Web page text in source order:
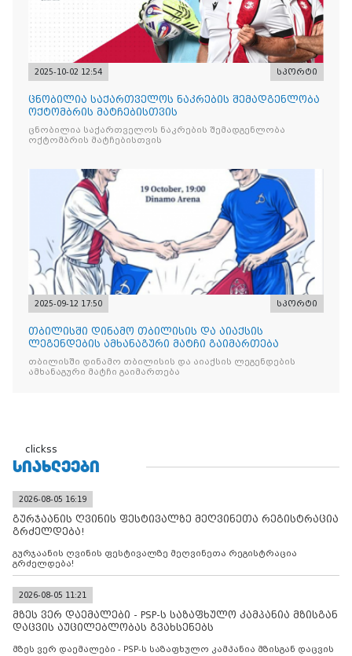
2025-10-02 12:54 სპორტი
ცნობილია საქართველოს ნაკრების შემადგენლობა
ოქტომბრის მატჩებისთვის
ცნობილია საქართველოს ნაკრების შემადგენლობა
ოქტომბრის მატჩებისთვის
2025-09-12 17:50 სპორტი
თბილისში დინამო თბილისის და აიაქსის
ლეგენდების ამხანაგური მატჩი გაიმართება
თბილისში დინამო თბილისის და აიაქსის ლეგენდების
ამხანაგური მატჩი გაიმართება
clickss
ᲡᲘᲐᲮᲚᲔᲔᲑᲘ
2026-08-05 16:19
გურჯაანის ღვინის ფესტივალზე მეღვინეთა რეგისტრაცია
გრძელდება!
გურჯაანის ღვინის ფესტივალზე მეღვინეთა რეგისტრაცია
გრძელდება!
2026-08-05 11:21
მზეს ვერ დაემალები - PSP-ს საზაფხულო კამპანია მზისგან
დაცვის აუცილებლობას გვახსენებს
მზეს ვერ დაემალები - PSP-ს საზაფხულო კამპანია მზისგან დაცვის